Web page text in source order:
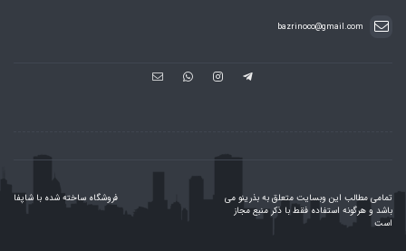
bazrinoco@gmail.com
تمامی مطالب این وبسایت متعلق به بذرینو می
باشد و هرگونه استفاده فقط با ذکر منبع مجاز
است
فروشگاه ساخته شده با شاپفا